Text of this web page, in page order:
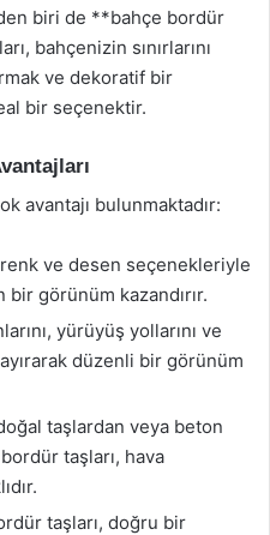
biri de **bahçe bordür
bahçenizin sınırlarını
ve dekoratif bir
bir seçenektir.
avantajı bulunmaktadır:
renk ve desen seçenekleriyle
görünüm kazandırır.
yürüyüş yollarını ve
düzenli bir görünüm
taşlardan veya beton
taşları, hava
taşları, doğru bir